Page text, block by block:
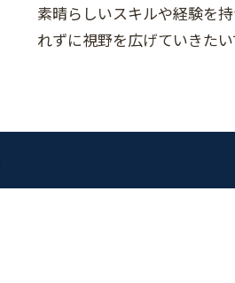
素晴らしいスキルや経験を
れずに視野を広げていきたい